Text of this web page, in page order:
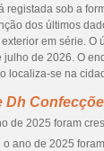
registada sob a
dos últimos
em série. O
julho de 2026. O
localiza-se na
Dh
de 2025 foram
ano de 2025